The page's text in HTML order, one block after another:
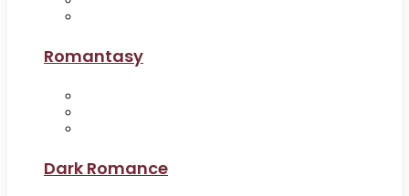
Romantasy
Dark Romance